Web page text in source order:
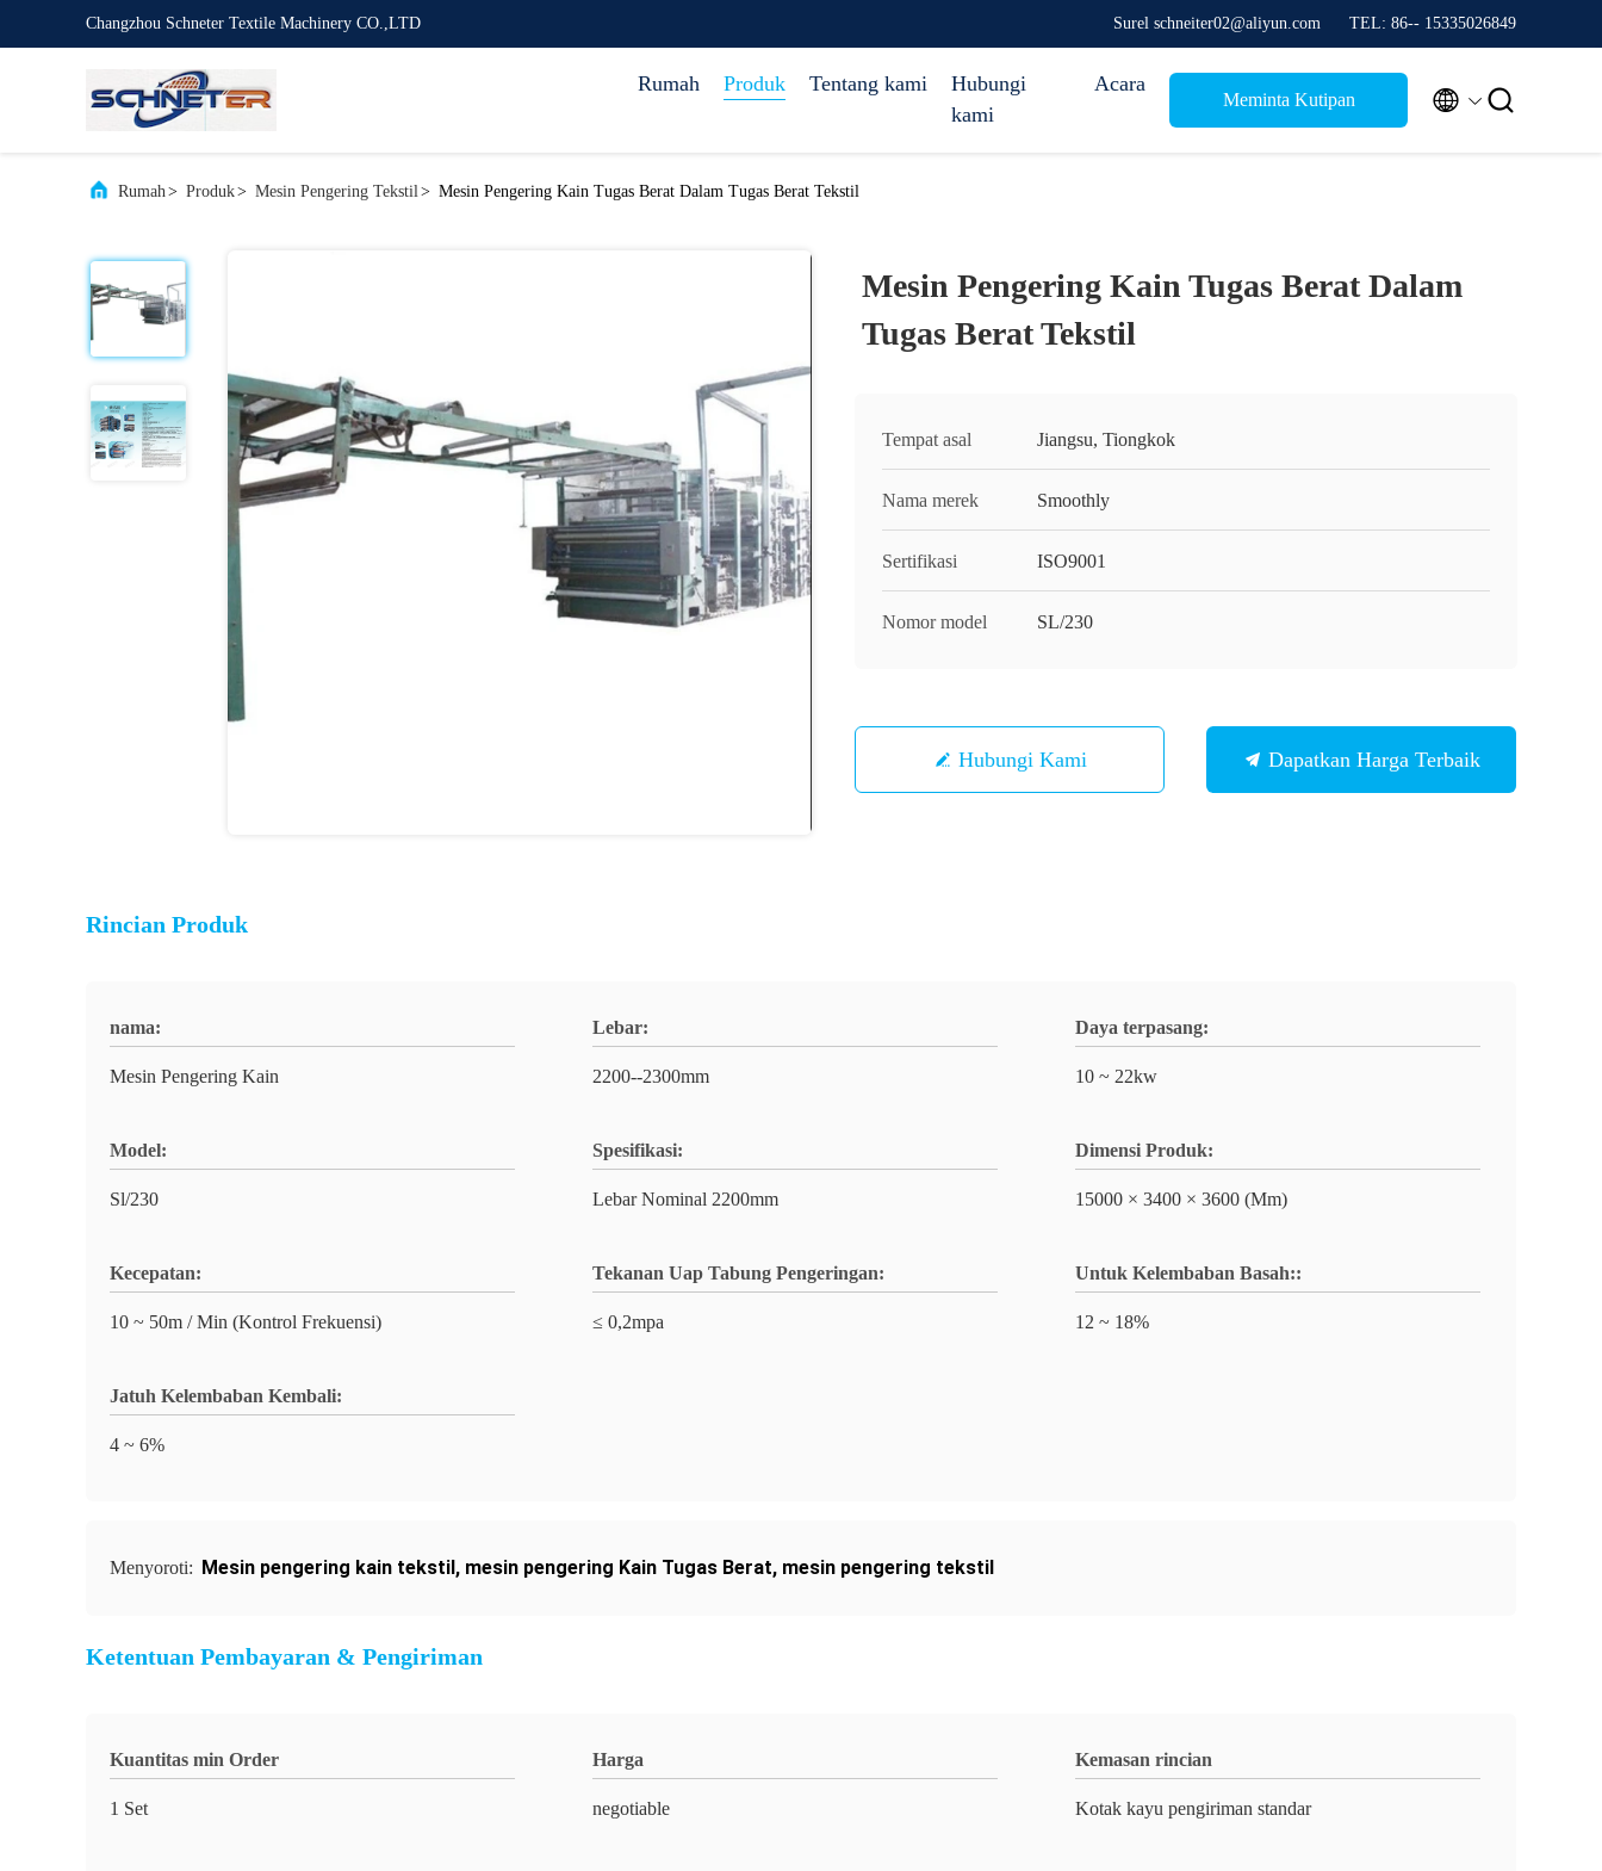
Changzhou Schneter Textile Machinery CO.,LTD Surel schneiter02@aliyun.com TEL: 86-- 15335026849
Rumah Produk Tentang kami
Hubungi
kami
Acara
Meminta Kutipan  
Rumah> Produk> Mesin Pengering Tekstil> Mesin Pengering Kain Tugas Berat Dalam Tugas Berat Tekstil
Mesin Pengering Kain Tugas Berat Dalam
Tugas Berat Tekstil
Tempat asal Jiangsu, Tiongkok
Nama merek Smoothly
Sertifikasi ISO9001
Nomor model SL/230
Hubungi Kami Dapatkan Harga Terbaik
Rincian Produk
nama:
Mesin Pengering Kain
Lebar:
2200--2300mm
Daya terpasang:
10 ~ 22kw
Model:
Sl/230
Spesifikasi:
Lebar Nominal 2200mm
Dimensi Produk:
15000 × 3400 × 3600 (Mm)
Kecepatan:
10 ~ 50m / Min (Kontrol Frekuensi)
Tekanan Uap Tabung Pengeringan:
≤ 0,2mpa
Untuk Kelembaban Basah::
12 ~ 18%
Jatuh Kelembaban Kembali:
4 ~ 6%
Menyoroti: Mesin pengering kain tekstil, mesin pengering Kain Tugas Berat, mesin pengering tekstil
Ketentuan Pembayaran & Pengiriman
Kuantitas min Order
1 Set
Harga
negotiable
Kemasan rincian
Kotak kayu pengiriman standar